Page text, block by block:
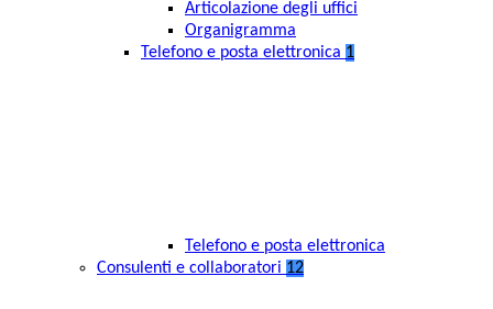
Articolazione degli uffici
Organigramma
Telefono e posta elettronica 1
Telefono e posta elettronica
Consulenti e collaboratori 12